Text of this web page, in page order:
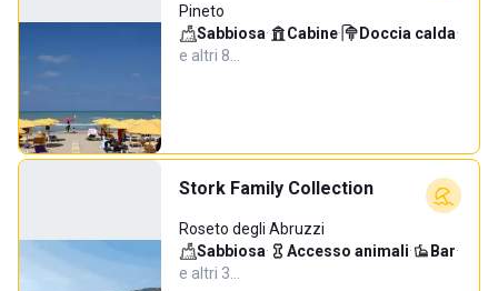
Pineto
Sabbiosa· Cabine· Doccia calda·
e altri 8…
Stork Family Collection
Roseto degli Abruzzi
Sabbiosa· Accesso animali· Bar·
e altri 3…